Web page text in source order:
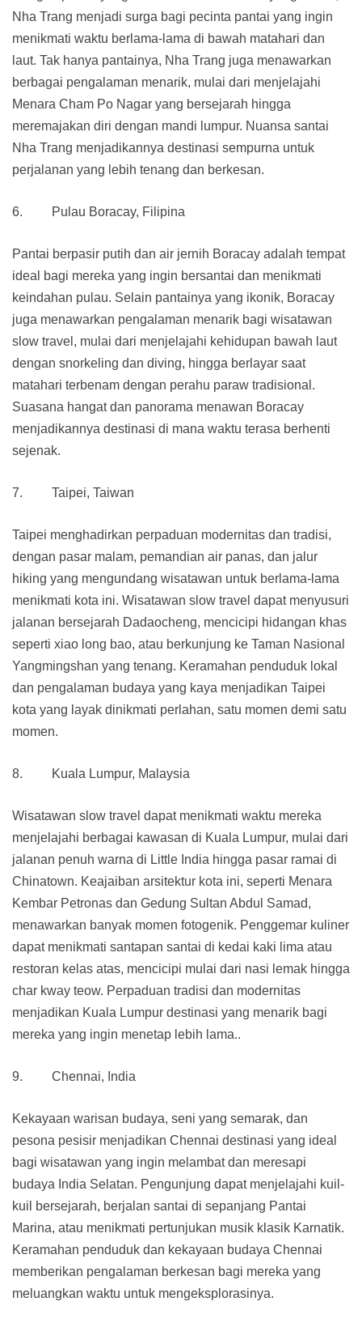
Nha Trang menjadi surga bagi pecinta pantai yang ingin
menikmati waktu berlama-lama di bawah matahari dan
laut. Tak hanya pantainya, Nha Trang juga menawarkan
berbagai pengalaman menarik, mulai dari menjelajahi
Menara Cham Po Nagar yang bersejarah hingga
meremajakan diri dengan mandi lumpur. Nuansa santai
Nha Trang menjadikannya destinasi sempurna untuk
perjalanan yang lebih tenang dan berkesan.
6. Pulau Boracay, Filipina
Pantai berpasir putih dan air jernih Boracay adalah tempat
ideal bagi mereka yang ingin bersantai dan menikmati
keindahan pulau. Selain pantainya yang ikonik, Boracay
juga menawarkan pengalaman menarik bagi wisatawan
slow travel, mulai dari menjelajahi kehidupan bawah laut
dengan snorkeling dan diving, hingga berlayar saat
matahari terbenam dengan perahu paraw tradisional.
Suasana hangat dan panorama menawan Boracay
menjadikannya destinasi di mana waktu terasa berhenti
sejenak.
7. Taipei, Taiwan
Taipei menghadirkan perpaduan modernitas dan tradisi,
dengan pasar malam, pemandian air panas, dan jalur
hiking yang mengundang wisatawan untuk berlama-lama
menikmati kota ini. Wisatawan slow travel dapat menyusuri
jalanan bersejarah Dadaocheng, mencicipi hidangan khas
seperti xiao long bao, atau berkunjung ke Taman Nasional
Yangmingshan yang tenang. Keramahan penduduk lokal
dan pengalaman budaya yang kaya menjadikan Taipei
kota yang layak dinikmati perlahan, satu momen demi satu
momen.
8. Kuala Lumpur, Malaysia
Wisatawan slow travel dapat menikmati waktu mereka
menjelajahi berbagai kawasan di Kuala Lumpur, mulai dari
jalanan penuh warna di Little India hingga pasar ramai di
Chinatown. Keajaiban arsitektur kota ini, seperti Menara
Kembar Petronas dan Gedung Sultan Abdul Samad,
menawarkan banyak momen fotogenik. Penggemar kuliner
dapat menikmati santapan santai di kedai kaki lima atau
restoran kelas atas, mencicipi mulai dari nasi lemak hingga
char kway teow. Perpaduan tradisi dan modernitas
menjadikan Kuala Lumpur destinasi yang menarik bagi
mereka yang ingin menetap lebih lama..
9. Chennai, India
Kekayaan warisan budaya, seni yang semarak, dan
pesona pesisir menjadikan Chennai destinasi yang ideal
bagi wisatawan yang ingin melambat dan meresapi
budaya India Selatan. Pengunjung dapat menjelajahi kuil-
kuil bersejarah, berjalan santai di sepanjang Pantai
Marina, atau menikmati pertunjukan musik klasik Karnatik.
Keramahan penduduk dan kekayaan budaya Chennai
memberikan pengalaman berkesan bagi mereka yang
meluangkan waktu untuk mengeksplorasinya.